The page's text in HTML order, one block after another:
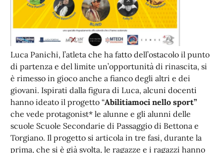
Luca Panichi, l’atleta che ha fatto dell’ostacolo il punto
di partenza e del limite un’opportunità di rinascita, si
è rimesso in gioco anche a fianco degli altri e dei
giovani. Ispirati dalla figura di Luca, alcuni docenti
hanno ideato il progetto “Abilitiamoci nello sport”
che vede protagonist* le alunne e gli alunni delle
scuole Scuole Secondarie di Passaggio di Bettona e
Torgiano. Il progetto si articola in tre fasi, durante la
prima, che si è già svolta, le ragazze e i ragazzi hanno